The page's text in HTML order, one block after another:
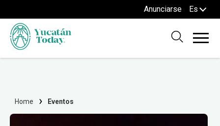
Anunciarse Es
Home Eventos